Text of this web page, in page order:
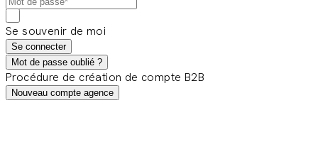
Se souvenir de moi
Se connecter
Mot de passe oublié ?
Procédure de création de compte B2B
Nouveau compte agence